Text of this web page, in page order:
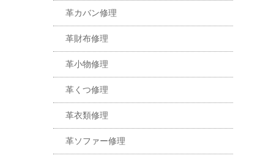
革カバン修理
革財布修理
革小物修理
革くつ修理
革衣類修理
革ソファー修理